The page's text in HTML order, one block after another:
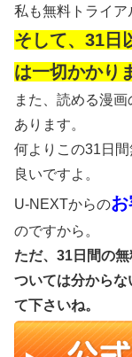
私も無料トライア
そして、31日
は一切かかり
また、読める漫
あります。
何よりこの31日
良いですよ。
U-NEXTからの
のですから。
ただ、31日間の
ついては分から
て下さいね。